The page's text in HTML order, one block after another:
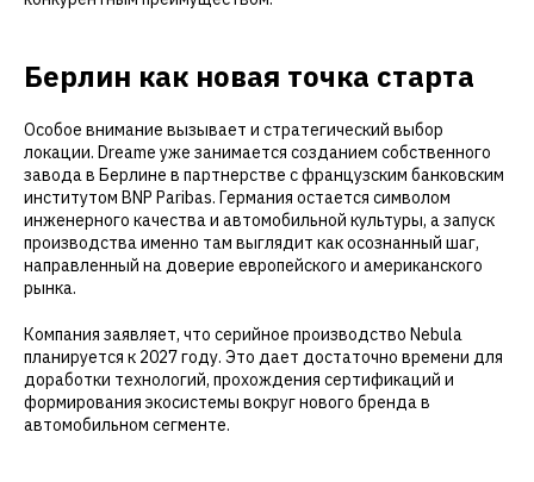
Берлин как новая точка старта
Особое внимание вызывает и стратегический выбор
локации. Dreame уже занимается созданием собственного
завода в Берлине в партнерстве с французским банковским
институтом BNP Paribas. Германия остается символом
инженерного качества и автомобильной культуры, а запуск
производства именно там выглядит как осознанный шаг,
направленный на доверие европейского и американского
рынка.
Компания заявляет, что серийное производство Nebula
планируется к 2027 году. Это дает достаточно времени для
доработки технологий, прохождения сертификаций и
формирования экосистемы вокруг нового бренда в
автомобильном сегменте.